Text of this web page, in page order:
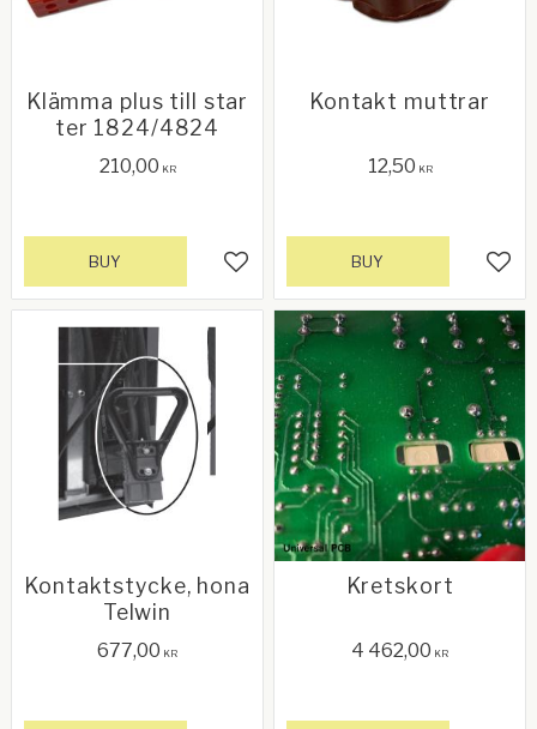
Klämma plus till star
ter 1824/4824
210,00 KR
Add to favorites
BUY
Kontakt muttrar
12,50 KR
BUY
Kontaktstycke, hona
Telwin
677,00 KR
Kretskort
4 462,00 KR